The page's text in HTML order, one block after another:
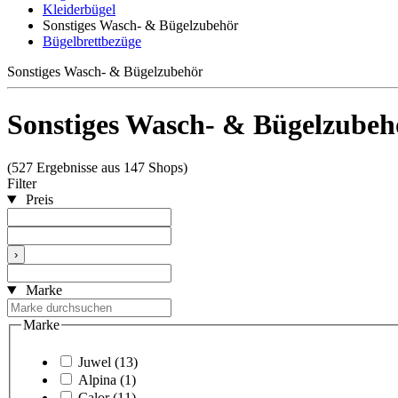
Kleiderbügel
Sonstiges Wasch- & Bügelzubehör
Bügelbrettbezüge
Sonstiges Wasch- & Bügelzubehör
Sonstiges Wasch- &
(527 Ergebnisse aus 147 Shops)
Filter
Preis
›
Marke
Marke
Juwel (13)
Alpina (1)